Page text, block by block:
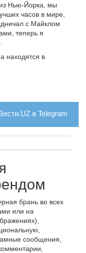
Нью-Йорка, мы
часов в мире,
с Майклом
теперь я
находятся в
в Telegram
брань во всех
или на
сообщения,